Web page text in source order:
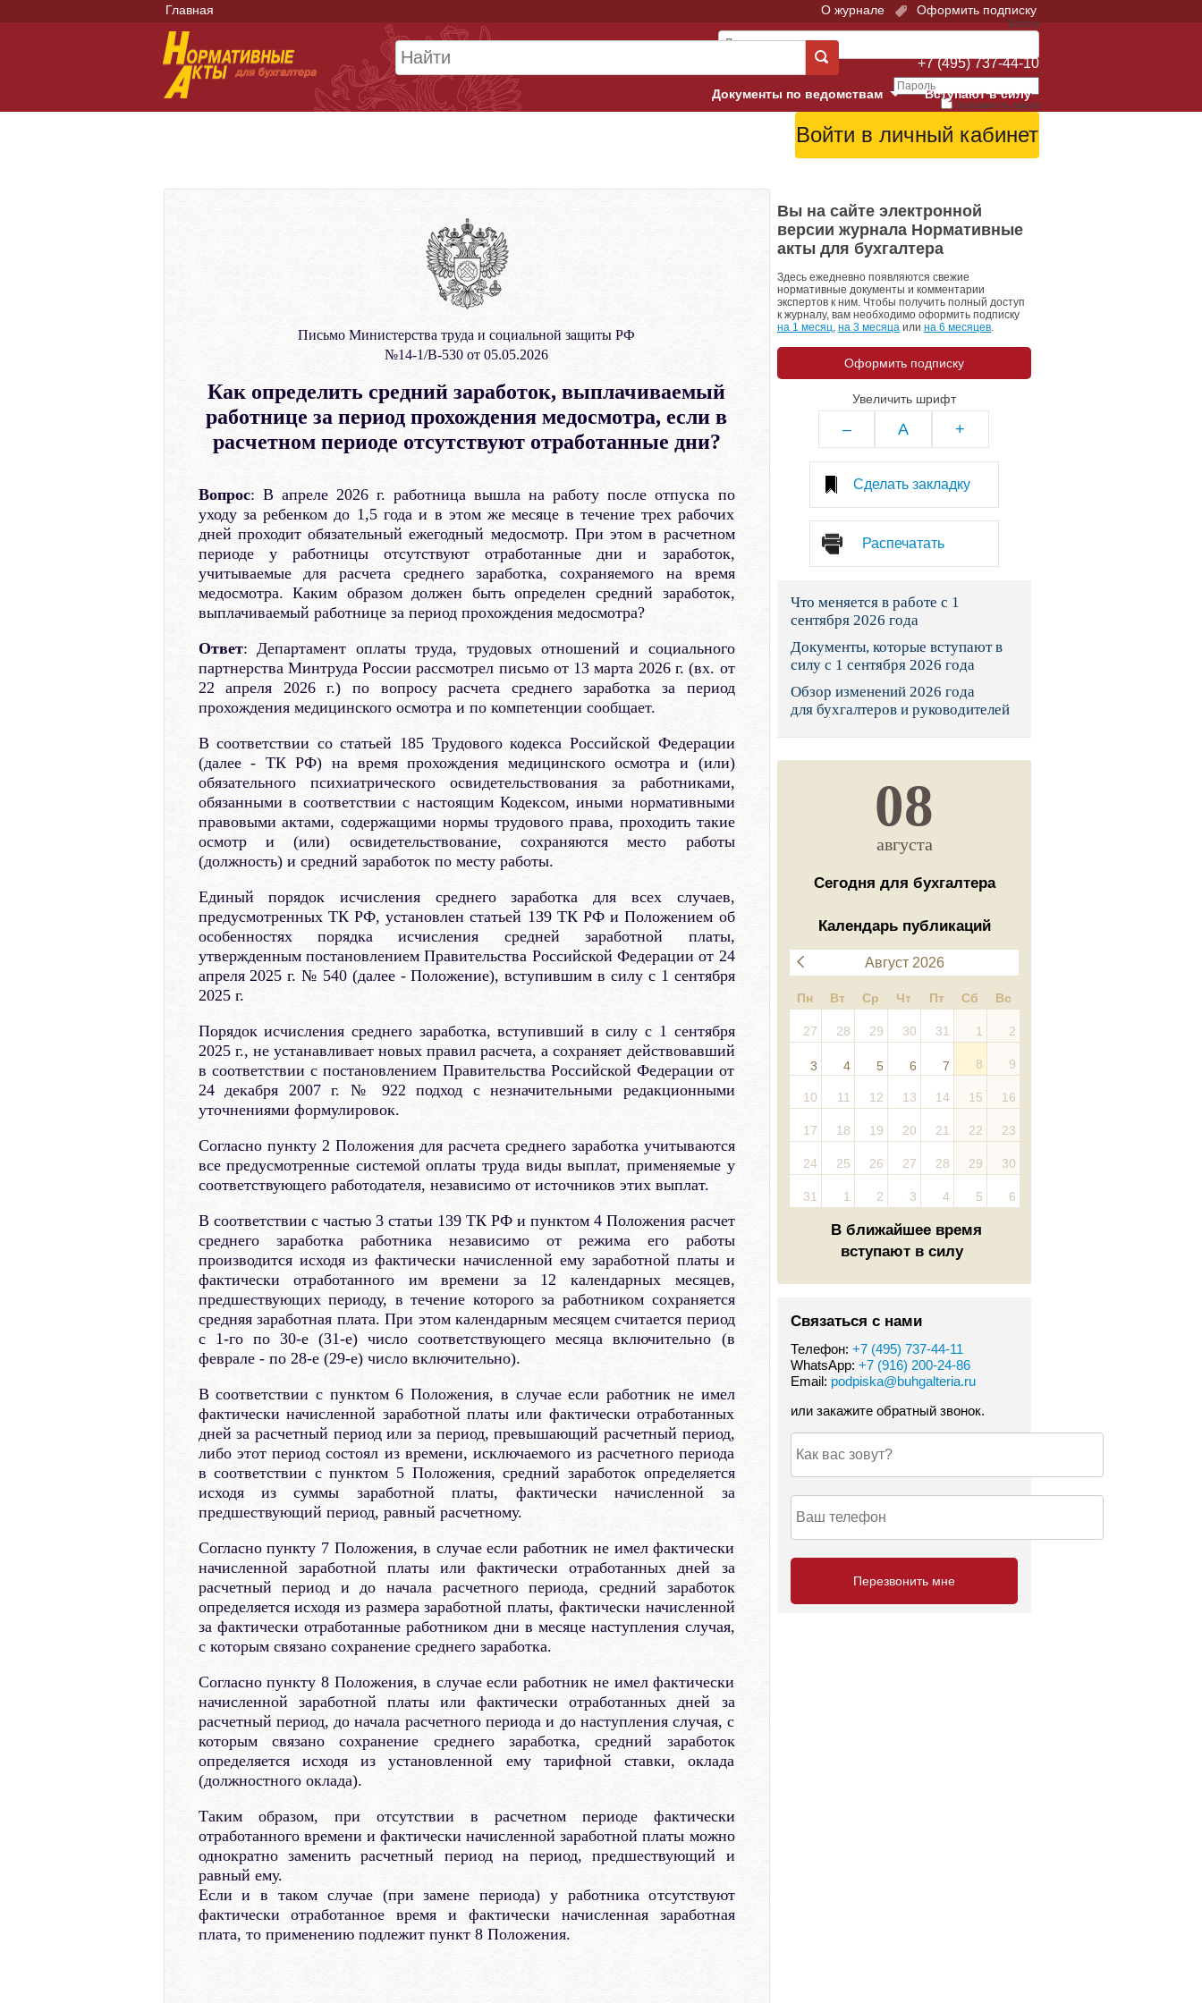
Главная О журнале Оформить подписку
Войти
Запомнить меня
+7 (495) 737-44-10
Вступают в силу
Документы по ведомствам
Арбитражные суды
Верховный Суд
Гострудинспекция в г. Москве
Конституционный Суд
Пенсионный фонд
Правительство
Президент: законы и указы
Роструд
Социальный фонд России
Суд общей юрисдикции
Федеральная налоговая служба
Фонд социального страхования
Письмо Министерства труда и социальной защиты РФ
№14-1/В-530 от 05.05.2026
Как определить средний заработок, выплачиваемый
работнице за период прохождения медосмотра, если в
расчетном периоде отсутствуют отработанные дни?
Вопрос: В апреле 2026 г. работница вышла на работу после отпуска по
уходу за ребенком до 1,5 года и в этом же месяце в течение трех рабочих
дней проходит обязательный ежегодный медосмотр. При этом в расчетном
периоде у работницы отсутствуют отработанные дни и заработок,
учитываемые для расчета среднего заработка, сохраняемого на время
медосмотра. Каким образом должен быть определен средний заработок,
выплачиваемый работнице за период прохождения медосмотра?
Ответ: Департамент оплаты труда, трудовых отношений и социального
партнерства Минтруда России рассмотрел письмо от 13 марта 2026 г. (вх. от
22 апреля 2026 г.) по вопросу расчета среднего заработка за период
прохождения медицинского осмотра и по компетенции сообщает.
В соответствии со статьей 185 Трудового кодекса Российской Федерации
(далее - ТК РФ) на время прохождения медицинского осмотра и (или)
обязательного психиатрического освидетельствования за работниками,
обязанными в соответствии с настоящим Кодексом, иными нормативными
правовыми актами, содержащими нормы трудового права, проходить такие
осмотр и (или) освидетельствование, сохраняются место работы
(должность) и средний заработок по месту работы.
Единый порядок исчисления среднего заработка для всех случаев,
предусмотренных ТК РФ, установлен статьей 139 ТК РФ и Положением об
особенностях порядка исчисления средней заработной платы,
утвержденным постановлением Правительства Российской Федерации от 24
апреля 2025 г. № 540 (далее - Положение), вступившим в силу с 1 сентября
2025 г.
Порядок исчисления среднего заработка, вступивший в силу с 1 сентября
2025 г., не устанавливает новых правил расчета, а сохраняет действовавший
в соответствии с постановлением Правительства Российской Федерации от
24 декабря 2007 г. № 922 подход с незначительными редакционными
уточнениями формулировок.
Согласно пункту 2 Положения для расчета среднего заработка учитываются
все предусмотренные системой оплаты труда виды выплат, применяемые у
соответствующего работодателя, независимо от источников этих выплат.
В соответствии с частью 3 статьи 139 ТК РФ и пунктом 4 Положения расчет
среднего заработка работника независимо от режима его работы
производится исходя из фактически начисленной ему заработной платы и
фактически отработанного им времени за 12 календарных месяцев,
предшествующих периоду, в течение которого за работником сохраняется
средняя заработная плата. При этом календарным месяцем считается период
с 1-го по 30-е (31-е) число соответствующего месяца включительно (в
феврале - по 28-е (29-е) число включительно).
В соответствии с пунктом 6 Положения, в случае если работник не имел
фактически начисленной заработной платы или фактически отработанных
дней за расчетный период или за период, превышающий расчетный период,
либо этот период состоял из времени, исключаемого из расчетного периода
в соответствии с пунктом 5 Положения, средний заработок определяется
исходя из суммы заработной платы, фактически начисленной за
предшествующий период, равный расчетному.
Согласно пункту 7 Положения, в случае если работник не имел фактически
начисленной заработной платы или фактически отработанных дней за
расчетный период и до начала расчетного периода, средний заработок
определяется исходя из размера заработной платы, фактически начисленной
за фактически отработанные работником дни в месяце наступления случая,
с которым связано сохранение среднего заработка.
Согласно пункту 8 Положения, в случае если работник не имел фактически
начисленной заработной платы или фактически отработанных дней за
расчетный период, до начала расчетного периода и до наступления случая, с
которым связано сохранение среднего заработка, средний заработок
определяется исходя из установленной ему тарифной ставки, оклада
(должностного оклада).
Таким образом, при отсутствии в расчетном периоде фактически
отработанного времени и фактически начисленной заработной платы можно
однократно заменить расчетный период на период, предшествующий и
равный ему.
Если и в таком случае (при замене периода) у работника отсутствуют
фактически отработанное время и фактически начисленная заработная
плата, то применению подлежит пункт 8 Положения.
Вы на сайте электронной
версии журнала Нормативные
акты для бухгалтера
Здесь ежедневно появляются свежие
нормативные документы и комментарии
экспертов к ним. Чтобы получить полный доступ
к журналу, вам необходимо оформить подписку
на 1 месяц, на 3 месяца или на 6 месяцев.
Оформить подписку
Увеличить шрифт
– A +
Сделать закладку
Распечатать
Что меняется в работе с 1
сентября 2026 года
Документы, которые вступают в
силу с 1 сентября 2026 года
Обзор изменений 2026 года
для бухгалтеров и руководителей
08
августа
Сегодня для бухгалтера
Календарь публикаций
Август 2026
Пн Вт Ср Чт Пт Сб Вс
27 28 29 30 31 1 2
3 4 5 6 7 8 9
10 11 12 13 14 15 16
17 18 19 20 21 22 23
24 25 26 27 28 29 30
31 1 2 3 4 5 6
В ближайшее время
вступают в силу
Связаться с нами
Телефон: +7 (495) 737-44-11
WhatsApp: +7 (916) 200-24-86
Email: podpiska@buhgalteria.ru
или закажите обратный звонок.